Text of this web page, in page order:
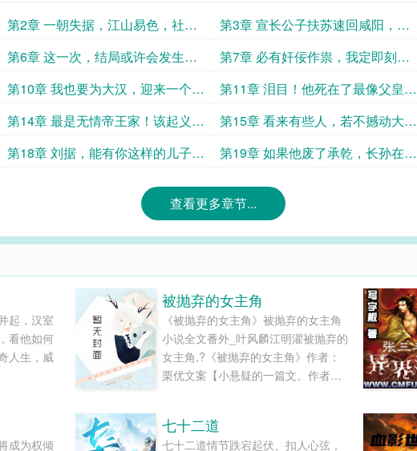
第2章 一朝失据，江山易色，社稷
倾颓！！
第3章 宣长公子扶苏速回咸阳，继
位登基！！
第6章 这一次，结局或许会发生翻
天覆地的变化！！
第7章 必有奸佞作祟，我定即刻返
咸阳，亲自请求明鉴！
第10章 我也要为大汉，迎来一个盛
世！！
第11章 泪目！他死在了最像父皇的
时候！！
第14章 最是无情帝王家！该起义
时，就必须起义！！
第15章 看来有些人，若不撼动大汉
江山，绝不肯善罢甘休！！
第18章 刘据，能有你这样的儿子，
第19章 如果他废了承乾，长孙在九
查看更多章节...
起，汉室
看他如何
人生，威
被抛弃的女主角
《被抛弃的女主角》被抛弃的女主角
小说全文番外_叶风麟江明濯被抛弃的
女主角,?《被抛弃的女主角》作者：
栗优文案【小悬疑的一篇文。作者发
梗，女主前期憋屈】我曾经是一个热
成为权倾
七十二道
七十二道情节跌宕起伏、扣人心弦，